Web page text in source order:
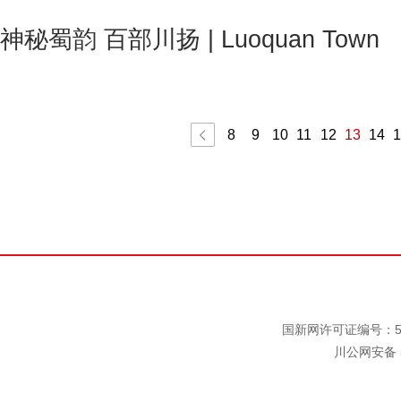
神秘蜀韵 百部川扬 | Luoquan Town
8 9 10 11 12 13 14
国新网许可证编号
川公网安